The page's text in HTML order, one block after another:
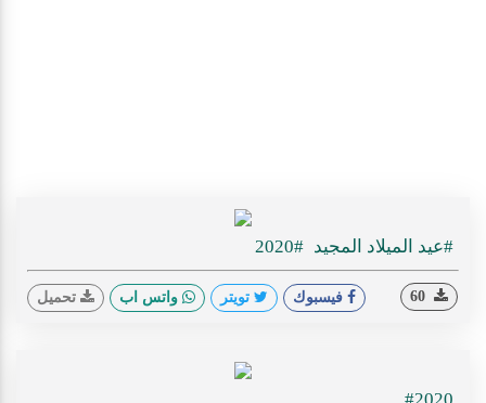
#عيد الميلاد المجيد #2020
فيسبوك تويتر واتس اب تحميل